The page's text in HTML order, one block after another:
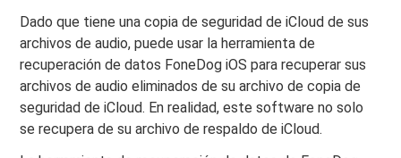
Dado que tiene una copia de seguridad de iCloud de sus
archivos de audio, puede usar la herramienta de
recuperación de datos FoneDog iOS para recuperar sus
archivos de audio eliminados de su archivo de copia de
seguridad de iCloud. En realidad, este software no solo
se recupera de su archivo de respaldo de iCloud.